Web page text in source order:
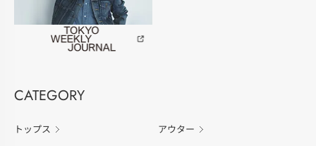
CATEGORY
トップス アウター